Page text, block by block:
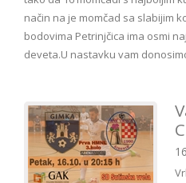
način na je momčad sa slabijim
bodovima Petrinjčica ima osmi
deveta.U nastavku vam